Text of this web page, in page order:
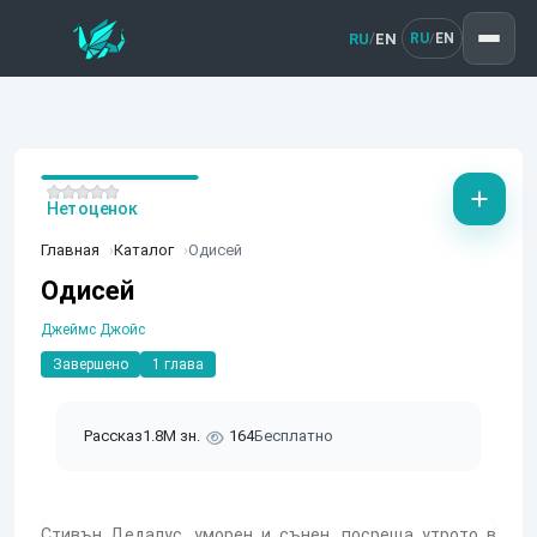
RU/EN RU/ EN
Главная Каталог Одисей
Одисей
Джеймс Джойс
Завершено 1 глава
Рассказ1.8M зн. 164Бесплатно
Нет оценок